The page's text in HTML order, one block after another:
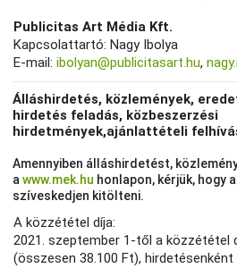
Publicitas Art Média Kft.
Kapcsolattartó: Nagy Ibolya
E-mail:ibolyan@publicitasart.hu,
Álláshirdetés, közlemények,
hirdetés feladás, közbeszerzési
hirdetmények,ajánlattételi
Amennyiben álláshirdetést,
awww.mek.hu honlapon, kérjük, hogy
szíveskedjen kitölteni.
A közzététel díja:
2021. szeptember 1-től a közzététel
(összesen 38.100 Ft),